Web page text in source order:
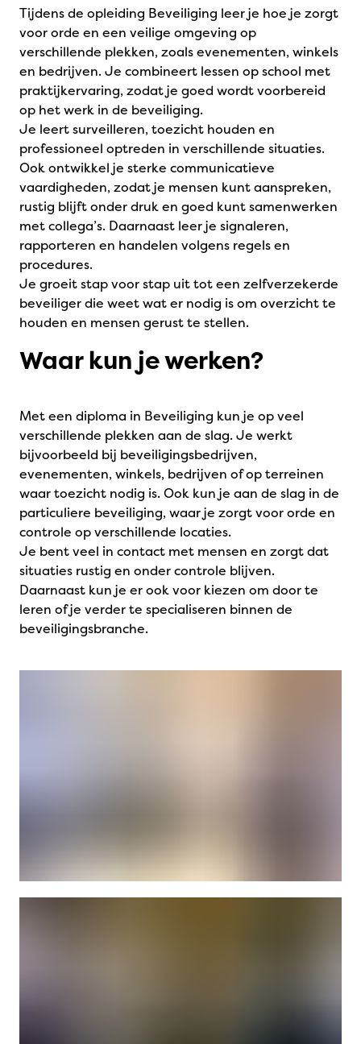
Tijdens de opleiding Beveiliging leer je hoe je zorgt
voor orde en een veilige omgeving op
verschillende plekken, zoals evenementen, winkels
en bedrijven. Je combineert lessen op school met
praktijkervaring, zodat je goed wordt voorbereid
op het werk in de beveiliging.
Je leert surveilleren, toezicht houden en
professioneel optreden in verschillende situaties.
Ook ontwikkel je sterke communicatieve
vaardigheden, zodat je mensen kunt aanspreken,
rustig blijft onder druk en goed kunt samenwerken
met collega’s. Daarnaast leer je signaleren,
rapporteren en handelen volgens regels en
procedures.
Je groeit stap voor stap uit tot een zelfverzekerde
beveiliger die weet wat er nodig is om overzicht te
houden en mensen gerust te stellen.
Waar kun je werken?
Met een diploma in Beveiliging kun je op veel
verschillende plekken aan de slag. Je werkt
bijvoorbeeld bij beveiligingsbedrijven,
evenementen, winkels, bedrijven of op terreinen
waar toezicht nodig is. Ook kun je aan de slag in de
particuliere beveiliging, waar je zorgt voor orde en
controle op verschillende locaties.
Je bent veel in contact met mensen en zorgt dat
situaties rustig en onder controle blijven.
Daarnaast kun je er ook voor kiezen om door te
leren of je verder te specialiseren binnen de
beveiligingsbranche.